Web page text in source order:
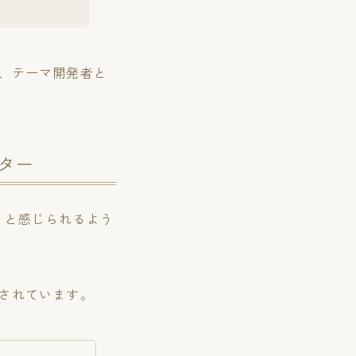
テーマ開発者と
ー
感じられるよう
れています。